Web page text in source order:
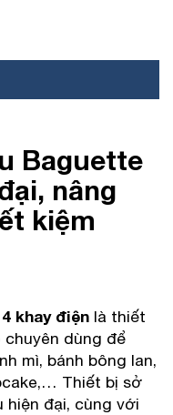
Baguette
nâng
kiệm
khay điện là thiết
dùng để
mì, bánh bông lan,
Thiết bị sở
đại, cùng với